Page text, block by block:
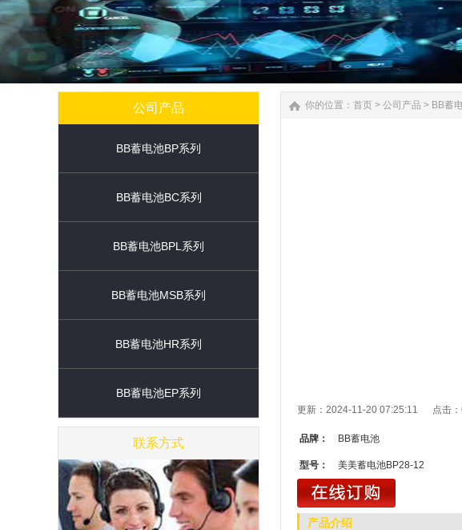
公司产品
BB蓄电池BP系列
BB蓄电池BC系列
BB蓄电池BPL系列
BB蓄电池MSB系列
BB蓄电池HR系列
BB蓄电池EP系列
联系方式
你的位置： 首页 > 公司产品 > BB蓄
更新：2024-11-20 07:25:11 点击：
品牌： BB蓄电池
型号： 美美蓄电池BP28-12
产品介绍